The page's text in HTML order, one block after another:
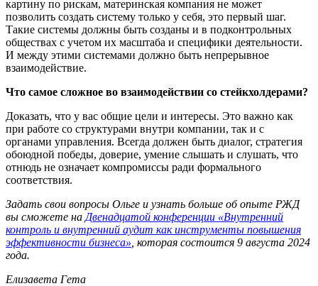
картину по рискам, материнская компания не может
позволить создать систему только у себя, это первый шаг.
Такие системы должны быть созданы и в подконтрольных
обществах с учетом их масштаба и специфики деятельности.
И между этими системами должно быть непрерывное
взаимодействие.
Что самое сложное во взаимодействии со стейкхолдерами?
Доказать, что у вас общие цели и интересы. Это важно как
при работе со структурами внутри компании, так и с
органами управления. Всегда должен быть диалог, стратегия
обоюдной победы, доверие, умение слышать и слушать, что
отнюдь не означает компромиссы ради формального
соответствия.
Задать свои вопросы Ольге и узнать больше об опыте РЖД
вы сможете на Двенадцатой конференции «Внутренний
контроль и внутренний аудит как инструменты повышения
эффективности бизнеса» , которая состоится 9 августа 2024
года.
Елизавета Гета